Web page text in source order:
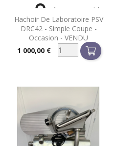
Hachoir De Laboratoire PSV
DRC42 - Simple Coupe -
Occasion - VENDU
Prix1 000,00 €
 Aperçu rapide